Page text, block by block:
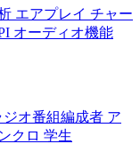
エアプレイ チャー
オーディオ機能
ジオ番組編成者 ア
クロ 学生